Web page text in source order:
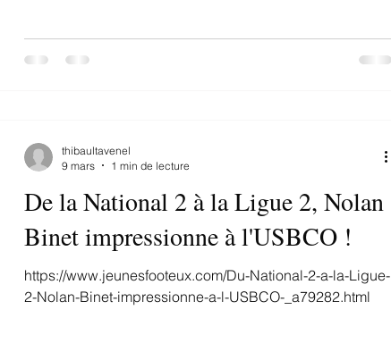
De la National 2 à la Ligue 2, Nolan
Binet impressionne à l'USBCO !
https://www.jeunesfooteux.com/Du-National-2-a-la-Ligue-
2-Nolan-Binet-impressionne-a-l-USBCO-_a79282.html
thibaultavenel
9 mars
1 min de lecture